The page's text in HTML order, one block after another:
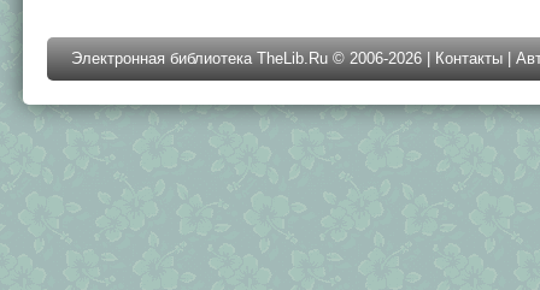
Электронная библиотека TheLib.Ru © 2006-2026 | Контакты |